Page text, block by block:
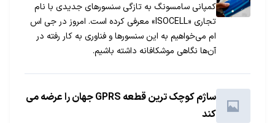
کمپانی سامسونگ به تازگی سنسورهای جدیدی با نام
تجاری «ISOCELL» معرفی کرده است. امروز در جی اس
ام می‌خواهیم به این سنسورها و فناوری به کار رفته در
آن‌ها نگاهی موشکافانه داشته باشیم.
ساژم کوچک ترین قطعه GPRS جهان را عرضه می
کند